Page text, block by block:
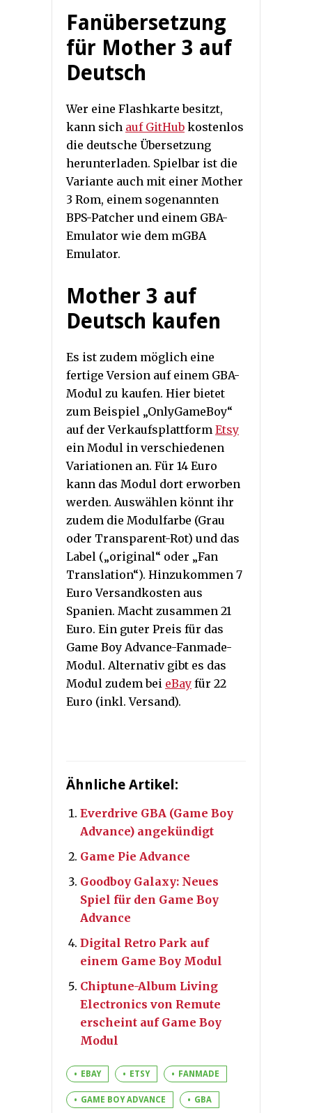
Fanübersetzung
für Mother 3 auf
Deutsch
Wer eine Flashkarte besitzt,
kann sich auf GitHub kostenlos
die deutsche Übersetzung
herunterladen. Spielbar ist die
Variante auch mit einer Mother
3 Rom, einem sogenannten
BPS-Patcher und einem GBA-
Emulator wie dem mGBA
Emulator.
Mother 3 auf
Deutsch kaufen
Es ist zudem möglich eine
fertige Version auf einem GBA-
Modul zu kaufen. Hier bietet
zum Beispiel „OnlyGameBoy“
auf der Verkaufsplattform Etsy
ein Modul in verschiedenen
Variationen an. Für 14 Euro
kann das Modul dort erworben
werden. Auswählen könnt ihr
zudem die Modulfarbe (Grau
oder Transparent-Rot) und das
Label („original“ oder „Fan
Translation“). Hinzukommen 7
Euro Versandkosten aus
Spanien. Macht zusammen 21
Euro. Ein guter Preis für das
Game Boy Advance-Fanmade-
Modul. Alternativ gibt es das
Modul zudem bei eBay für 22
Euro (inkl. Versand).
Ähnliche Artikel:
Everdrive GBA (Game Boy
Advance) angekündigt
Game Pie Advance
Goodboy Galaxy: Neues
Spiel für den Game Boy
Advance
Digital Retro Park auf
einem Game Boy Modul
Chiptune-Album Living
Electronics von Remute
erscheint auf Game Boy
Modul
EBAY ETSY FANMADE
GAME BOY ADVANCE GBA